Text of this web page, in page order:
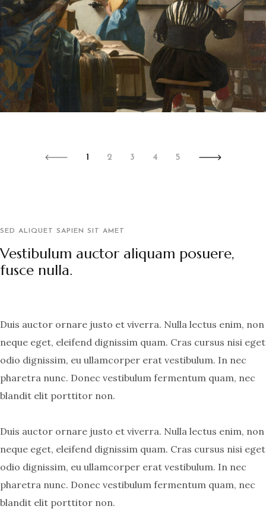
1 2 3 4 5
SED ALIQUET SAPIEN SIT AMET
Vestibulum auctor aliquam posuere,
fusce nulla.
Duis auctor ornare justo et viverra. Nulla lectus enim, non
neque eget, eleifend dignissim quam. Cras cursus nisi eget
odio dignissim, eu ullamcorper erat vestibulum. In nec
pharetra nunc. Donec vestibulum fermentum quam, nec
blandit elit porttitor non.
Duis auctor ornare justo et viverra. Nulla lectus enim, non
neque eget, eleifend dignissim quam. Cras cursus nisi eget
odio dignissim, eu ullamcorper erat vestibulum. In nec
pharetra nunc. Donec vestibulum fermentum quam, nec
blandit elit porttitor non.